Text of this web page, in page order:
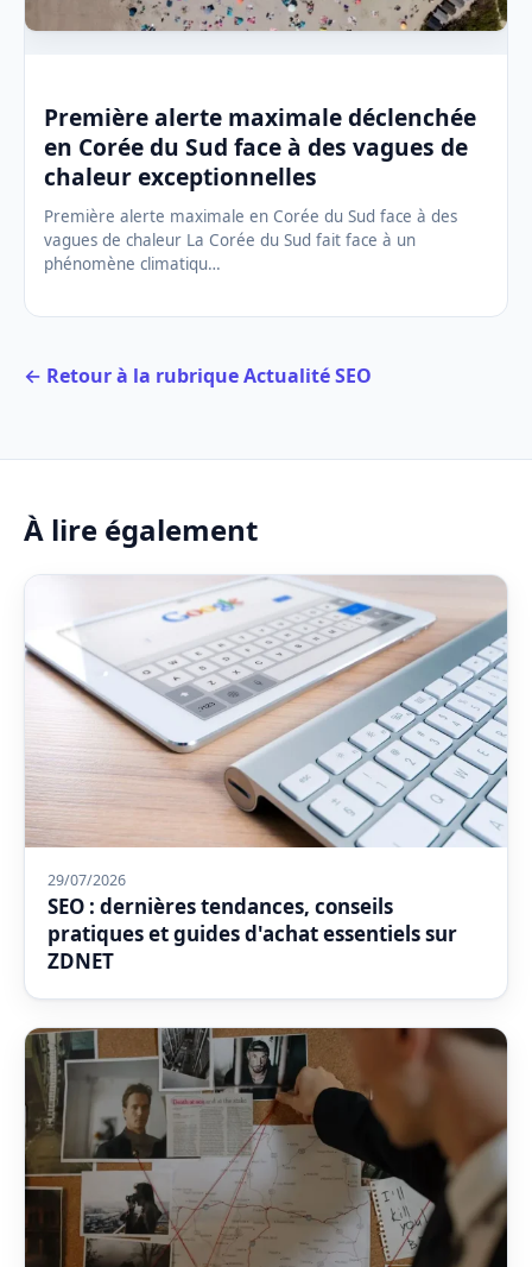
Première alerte maximale déclenchée
en Corée du Sud face à des vagues de
chaleur exceptionnelles
Première alerte maximale en Corée du Sud face à des
vagues de chaleur La Corée du Sud fait face à un
phénomène climatiqu…
← Retour à la rubrique Actualité SEO
À lire également
29/07/2026
SEO : dernières tendances, conseils
pratiques et guides d'achat essentiels sur
ZDNET